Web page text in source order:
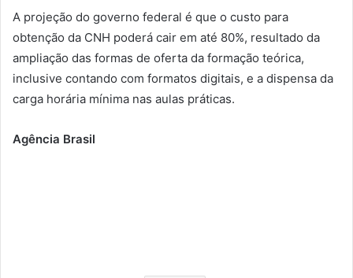
A projeção do governo federal é que o custo para
obtenção da CNH poderá cair em até 80%, resultado da
ampliação das formas de oferta da formação teórica,
inclusive contando com formatos digitais, e a dispensa da
carga horária mínima nas aulas práticas.
Agência Brasil